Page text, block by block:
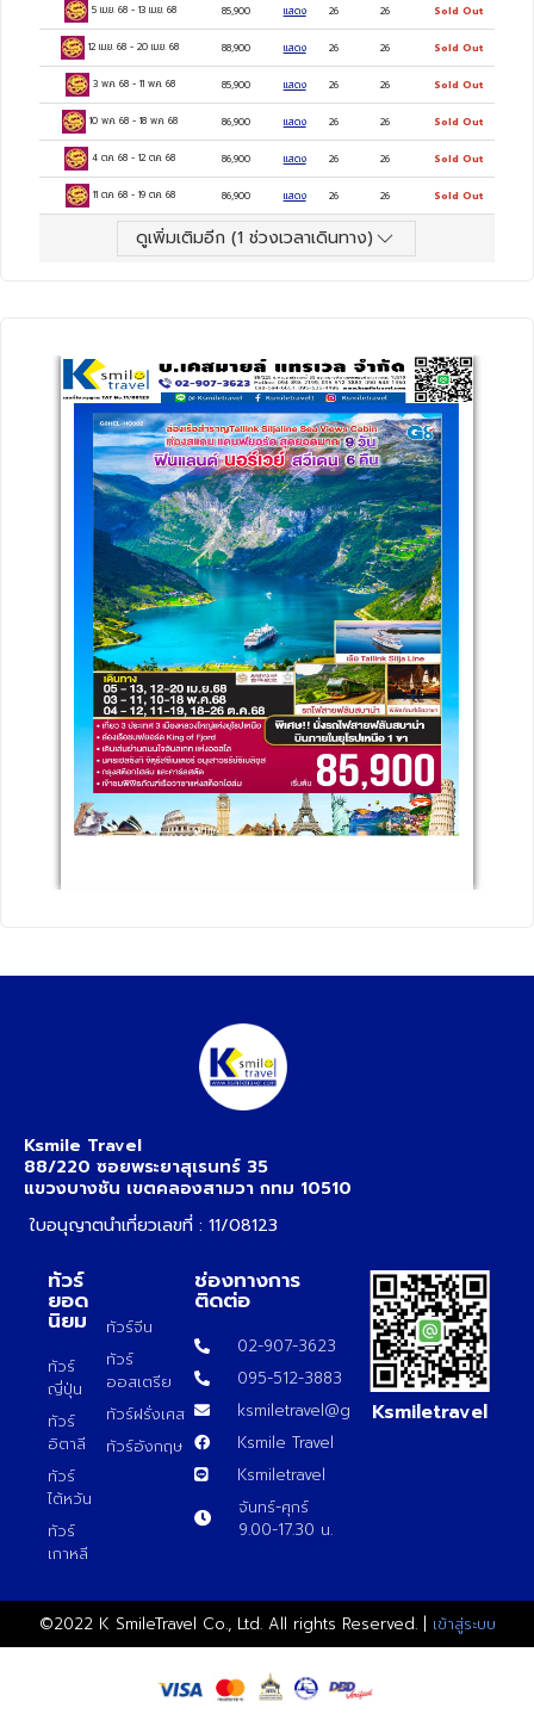
5 เม.ย. 68- 13 เม.ย. 68 85,900 แสดง 26 26 Sold Out
12 เม.ย. 68 -20 เม.ย. 68 88,900 แสดง 26 26 Sold Out
3 พ.ค. 68- 11 พ.ค. 68 85,900 แสดง 26 26 Sold Out
10 พ.ค. 68 -18 พ.ค. 68 86,900 แสดง 26 26 Sold Out
4 ต.ค. 68 -12 ต.ค. 68 86,900 แสดง 26 26 Sold Out
11 ต.ค. 68- 19 ต.ค. 68 86,900 แสดง 26 26 Sold Out
ดูเพิ่มเติมอีก (1 ช่วงเวลาเดินทาง)
Ksmile Travel
88/220 ซอยพระยาสุเรนทร์ 35
แขวงบางชัน เขตคลองสามวา กทม 10510
ใบอนุญาตนำเที่ยวเลขที่ : 11/08123
ทัวร์
ยอด
นิยม
ทัวร์
ญี่ปุ่น
ทัวร์
อิตาลี
ทัวร์
ไต้หวัน
ทัวร์
เกาหลี
ทัวร์จีน
ทัวร์
ออสเตรีย
ทัวร์ฝรั่งเศส
ทัวร์อังกฤษ
ช่องทางการ
ติดต่อ
02-907-3623
095-512-3883
ksmiletravel@gmail.com
Ksmile Travel
Ksmiletravel
จันทร์-ศุกร์
9.00-17.30 น.
Ksmiletravel
©2022 K SmileTravel Co., Ltd. All rights Reserved. | เข้าสู่ระบบ